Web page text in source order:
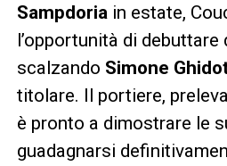
Sampdoria in estate,
l’opportunità di
scalzando Simone
titolare. Il portiere,
è pronto a dimostrare le
guadagnarsi